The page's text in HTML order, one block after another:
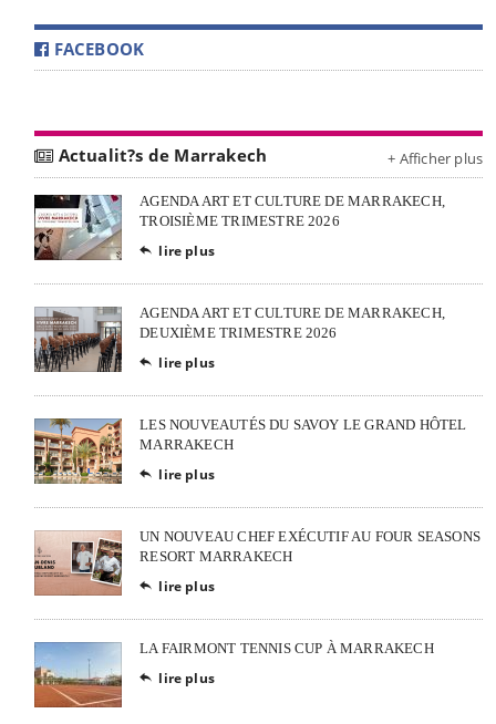
FACEBOOK
Actualit?s de Marrakech + Afficher plus
AGENDA ART ET CULTURE DE MARRAKECH,
TROISIÈME TRIMESTRE 2026
 lire plus
AGENDA ART ET CULTURE DE MARRAKECH,
DEUXIÈME TRIMESTRE 2026
 lire plus
LES NOUVEAUTÉS DU SAVOY LE GRAND HÔTEL
MARRAKECH
 lire plus
UN NOUVEAU CHEF EXÉCUTIF AU FOUR SEASONS
RESORT MARRAKECH
 lire plus
LA FAIRMONT TENNIS CUP À MARRAKECH
 lire plus